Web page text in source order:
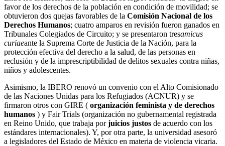
favor de los derechos de la población en condición de movilidad; se
obtuvieron dos quejas favorables de la Comisión Nacional de los
Derechos Humanos; cuatro amparos en revisión fueron ganados en
Tribunales Colegiados de Circuito; y se presentaron tresamicus
curiaeante la Suprema Corte de Justicia de la Nación, para la
protección efectiva del derecho a la salud, de las personas en
reclusión y de la imprescriptibilidad de delitos sexuales contra niñas,
niños y adolescentes.
Asimismo, la IBERO renovó un convenio con el Alto Comisionado
de las Naciones Unidas para los Refugiados (ACNUR) y se
firmaron otros con GIRE ( organización feminista y de derechos
humanos ) y Fair Trials (organización no gubernamental registrada
en Reino Unido, que trabaja porjuicios justos de acuerdo con los
estándares internacionales). Y, por otra parte, la universidad asesoró
a legisladores del Estado de México en materia de violencia vicaria.